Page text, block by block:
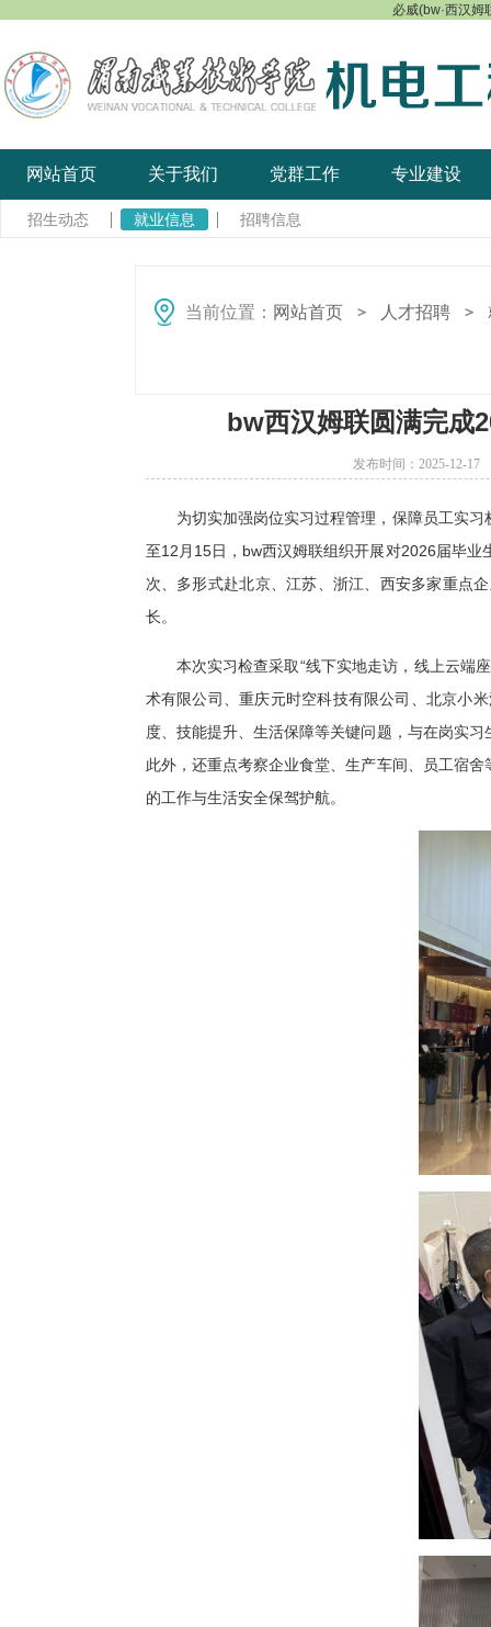
必威(bw·西汉
网站首页 关于我们 党群工作 专业建设
招生动态 就业信息 招聘信息
当前位置： 网站首页 ＞ 人才招聘 ＞
bw西汉姆联圆满完成
发布时间：2025-12-
为切实加强岗位实习过程管理，保障员工实
至12月15日，bw西汉姆联组织开展对2026届毕
次、多形式赴北京、江苏、浙江、西安多家重点
长。
本次实习检查采取“线下实地走访，线上云端
术有限公司、重庆元时空科技有限公司、北京小
度、技能提升、生活保障等关键问题，与在岗实
此外，还重点考察企业食堂、生产车间、员工宿
的工作与生活安全保驾护航。